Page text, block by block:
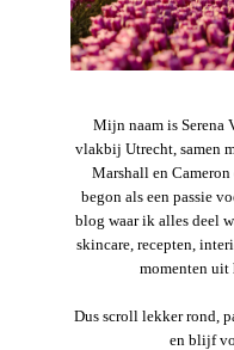
Mijn naam is Serena
vlakbij Utrecht, samen
Marshall en
begon als een passie
blog waar ik alles deel
skincare, recepten,
momenten uit
Dus scroll lekker rond,
en blijf